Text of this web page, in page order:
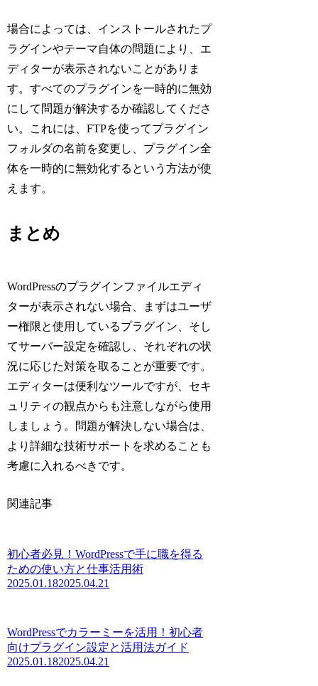
場合によっては、インストールされたプ
ラグインやテーマ自体の問題により、エ
ディターが表示されないことがありま
す。すべてのプラグインを一時的に無効
にして問題が解決するか確認してくださ
い。これには、FTPを使ってプラグイン
フォルダの名前を変更し、プラグイン全
体を一時的に無効化するという方法が使
えます。
まとめ
WordPressのプラグインファイルエディ
ターが表示されない場合、まずはユーザ
ー権限と使用しているプラグイン、そし
てサーバー設定を確認し、それぞれの状
況に応じた対策を取ることが重要です。
エディターは便利なツールですが、セキ
ュリティの観点からも注意しながら使用
しましょう。問題が解決しない場合は、
より詳細な技術サポートを求めることも
考慮に入れるべきです。
関連記事
初心者必見！WordPressで手に職を得る
ための使い方と仕事活用術
2025.01.182025.04.21
WordPressでカラーミーを活用！初心者
向けプラグイン設定と活用法ガイド
2025.01.182025.04.21